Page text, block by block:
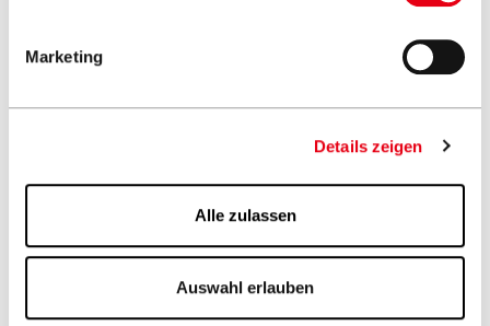
Marketing
Details zeigen
Alle zulassen
Auswahl erlauben
Schweiz
The Valley Lounge 360°
PALAZZO® Royal